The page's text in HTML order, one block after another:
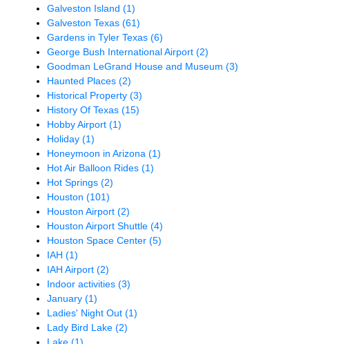
Galveston Island(1)
Galveston Texas(61)
Gardens in Tyler Texas(6)
George Bush International Airport(2)
Goodman LeGrand House and Museum(3)
Haunted Places(2)
Historical Property(3)
History Of Texas(15)
Hobby Airport(1)
Holiday(1)
Honeymoon in Arizona(1)
Hot Air Balloon Rides(1)
Hot Springs(2)
Houston(101)
Houston Airport(2)
Houston Airport Shuttle(4)
Houston Space Center(5)
IAH(1)
IAH Airport(2)
Indoor activities(3)
January(1)
Ladies' Night Out(1)
Lady Bird Lake(2)